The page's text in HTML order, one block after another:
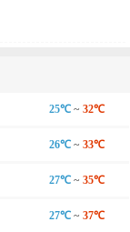
25℃ ~ 32℃
26℃ ~ 33℃
27℃ ~ 35℃
27℃ ~ 37℃